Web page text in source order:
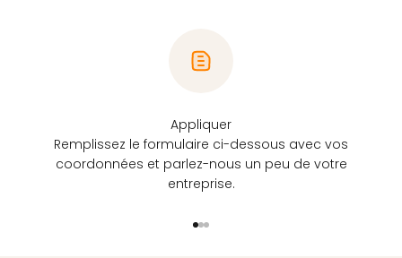
Appliquer
Remplissez le formulaire ci-dessous avec vos
coordonnées et parlez-nous un peu de votre
entreprise.